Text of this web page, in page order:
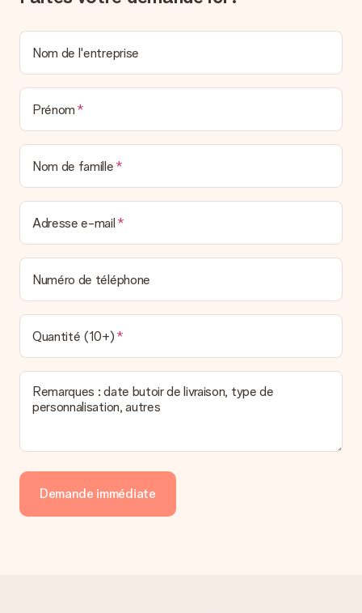
un véritable effet surprise !
Nom de l'entreprise
Prénom
Nom de famille
Adresse e-mail
Numéro de téléphone
Quantité (10+)
Remarques : date butoir de livraison, type de
personnalisation, autres
Demande immédiate